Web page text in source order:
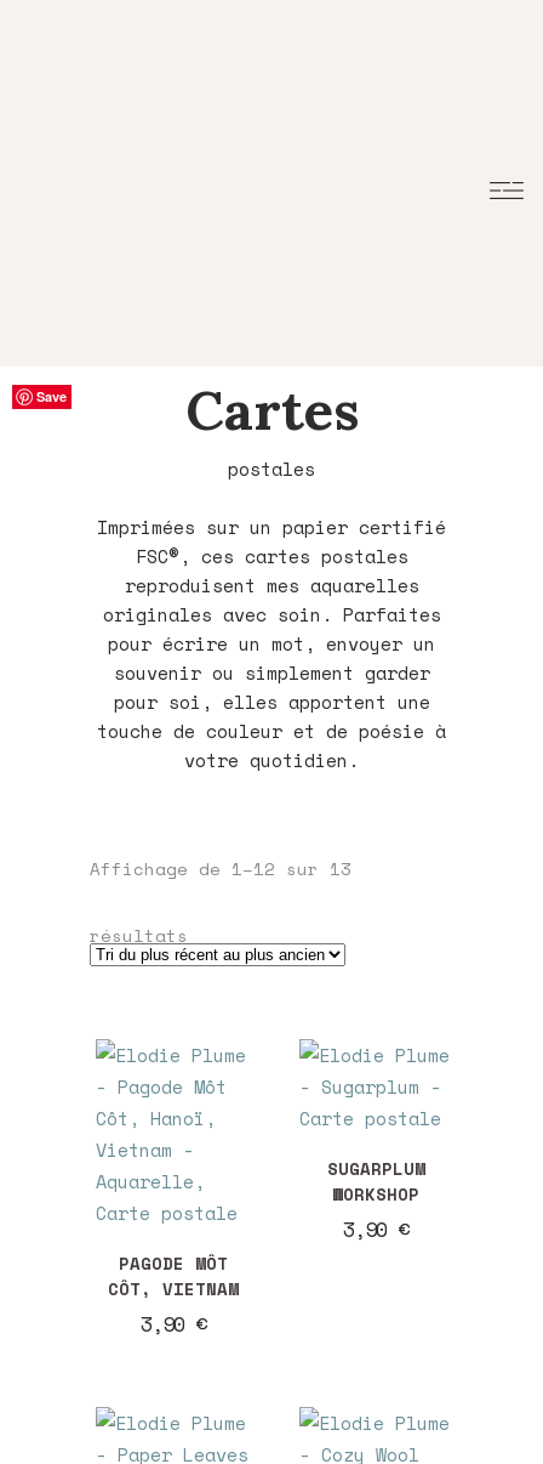
Cartes
postales
Imprimées sur un papier certifié
FSC®, ces cartes postales
reproduisent mes aquarelles
originales avec soin. Parfaites
pour écrire un mot, envoyer un
souvenir ou simplement garder
pour soi, elles apportent une
touche de couleur et de poésie à
votre quotidien.
Affichage de 1–12 sur 13
résultats
plus
récent
au
plus
ancien
Save
PAGODE MÔT
CÔT, VIETNAM
3,90 €
Save
SUGARPLUM
WORKSHOP
3,90 €
Save
Save
Save
Save
Save
Save
Save
Save
Save
Save